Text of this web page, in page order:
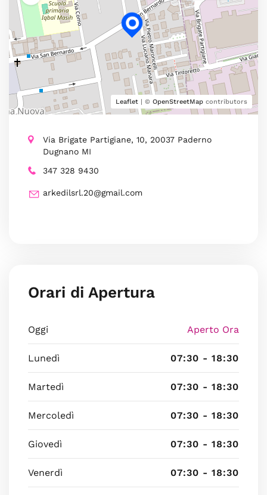
Leaflet | © OpenStreetMap contributors
Via Brigate Partigiane, 10, 20037 Paderno
Dugnano MI
347 328 9430
arkedilsrl.20@gmail.com
Orari di Apertura
Oggi Aperto Ora
Lunedì 07:30 - 18:30
Martedì 07:30 - 18:30
Mercoledì 07:30 - 18:30
Giovedì 07:30 - 18:30
Venerdì 07:30 - 18:30